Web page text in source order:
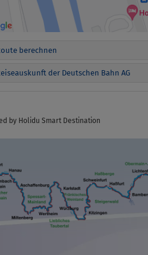
berechnen
der Deutschen Bahn AG
by Holidu Smart Destination